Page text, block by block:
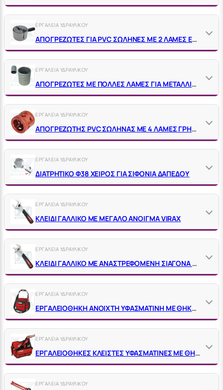
ΕΡΓΑΛΕΙΑ ΥΔΡΑΥΛΙΚΟΥ
ΑΠΟΓΡΕΖΩΤΕΣ ΓΙΑ PVC ΣΩΛΗΝΕΣ ΜΕ 2 ΛΑΜΕΣ ΕΣΩΤΕΡΙΚΑ ΚΑΙ ΕΞΩΤΕΡΙΚΑ
ΕΡΓΑΛΕΙΑ ΥΔΡΑΥΛΙΚΟΥ
ΑΠΟΓΡΕΖΩΤΕΣ ΜΕ ΠΟΛΛΕΣ ΛΑΜΕΣ ΓΙΑ ΜΕΤΑΛΛΙΚΕΣ ΣΩΛΗΝΕΣ ΕΣΩΤΕΡΙΚΑ + ΕΞΩΤΕΡΙΚΑ
ΕΡΓΑΛΕΙΑ ΥΔΡΑΥΛΙΚΟΥ
ΑΠΟΓΡΕΖΩΤΗΣ PVC ΣΩΛΗΝΑΣ ΜΕ 4 ΛΑΜΕΣ ΓΡΗΓΟΡΟΥ ΦΡΕΖΑΡΙΣΜΑΤΟΣ ΕΣΩΤΕΡΙΚΑ + ΕΞΩΤΕΡΙΚΑ
ΕΡΓΑΛΕΙΑ ΥΔΡΑΥΛΙΚΟΥ
ΔΙΑΤΡΗΤΙΚΟ Φ38 ΧΕΙΡΟΣ ΓΙΑ ΣΙΦΟΝΙΑ ΔΑΠΕΔΟΥ
ΕΡΓΑΛΕΙΑ ΥΔΡΑΥΛΙΚΟΥ
ΚΛΕΙΔΙ ΓΑΛΛΙΚΟ ΜΕ ΜΕΓΑΛΟ ΑΝΟΙΓΜΑ VΙRΑΧ
ΕΡΓΑΛΕΙΑ ΥΔΡΑΥΛΙΚΟΥ
ΚΛΕΙΔΙ ΓΑΛΛΙΚΟ ΜΕ ΑΝΑΣΤΡΕΦΟΜΕΝΗ ΣΙΑΓΟΝΑ VIRAX
ΕΡΓΑΛΕΙΑ ΥΔΡΑΥΛΙΚΟΥ
ΕΡΓΑΛΕΙΟΘΗΚΗ ΑΝΟΙΧΤΗ ΥΦΑΣΜΑΤΙΝΗ ΜΕ ΘΗΚΕΣ – ΕΞΩΤ. ΔΙΑΣΤ. 300Χ300Χ410 ΜΜ ΚΩΔ. VΙRΑΧ 382655
ΕΡΓΑΛΕΙΑ ΥΔΡΑΥΛΙΚΟΥ
ΕΡΓΑΛΕΙΟΘΗΚΕΣ ΚΛΕΙΣΤΕΣ ΥΦΑΣΜΑΤΙΝΕΣ ΜΕ ΘΗΚΕΣ – VΙRΑΧ
ΕΡΓΑΛΕΙΑ ΥΔΡΑΥΛΙΚΟΥ